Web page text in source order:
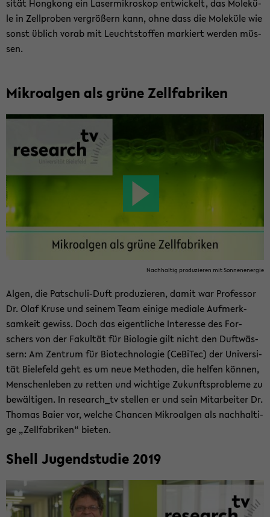
si­tät Hong­kong ein La­ser­mi­kro­skop ent­wi­ckelt, das Mo­le­kü­
le in Zell­pro­ben ver­grö­ßern kann, ohne dass die Mo­le­kü­le wie
sonst üb­lich vorab mit Leucht­stof­fen mar­kiert wer­den müs­
sen.
Mi­kro­al­gen als grüne Zell­fa­bri­ken
Nach­hal­tig pro­du­zie­ren mit Son­nen­en­er­gie
Algen, die Patschuli-​Duft pro­du­zie­ren, damit war Pro­fes­sor
Dr. Olaf Kruse und sei­nem Team ei­ni­ge me­dia­le Auf­merk­
sam­keit ge­wiss. Doch das ei­gent­li­che In­ter­es­se des For­
schers von der Fa­kul­tät für Bio­lo­gie gilt nicht den Duft­wäs­
sern: Am Zen­trum für Bio­tech­no­lo­gie (Ce­Bi­Tec) der Uni­ver­si­
tät Bie­le­feld geht es um neue Me­tho­den, die hel­fen kön­nen,
Men­schen­le­ben zu ret­ten und wich­ti­ge Zu­kunfts­pro­ble­me zu
be­wäl­ti­gen. In re­se­arch_tv stel­len er und sein Mit­ar­bei­ter Dr.
Tho­mas Baier vor, wel­che Chan­cen Mi­kro­al­gen als nach­hal­ti­
ge „Zell­fa­bri­ken“ bie­ten.
Shell Ju­gend­stu­die 2019